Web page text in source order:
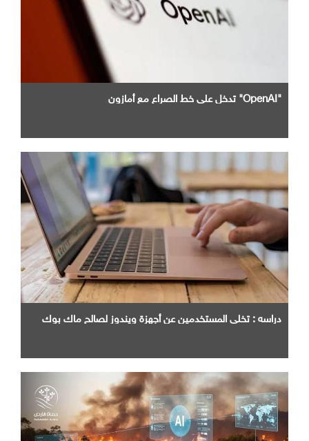
"OpenAI" تدخل علي خط الصراع مع أمازون
دراسه : تخلي المستخدمين عن أجهزة ويندوز لصالح ماك بوك